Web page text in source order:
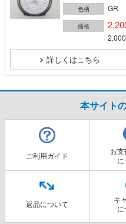
色柄 GR
価格
詳しくはこちら
本サイト
ご利用ガイド
お
返品について
キ